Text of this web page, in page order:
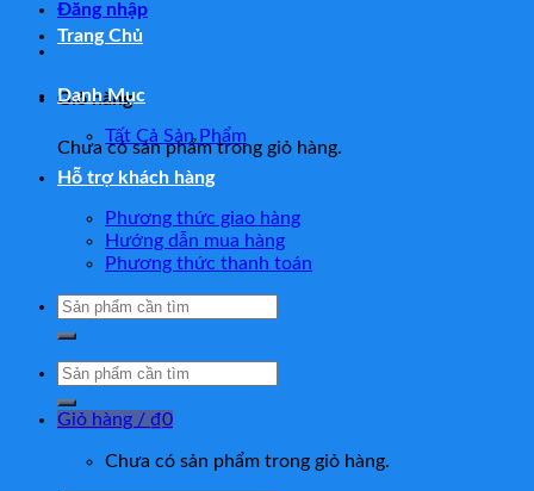
Đăng nhập
Giỏ hàng
Chưa có sản phẩm trong giỏ hàng.
Trang Chủ
Danh Mục
Tất Cả Sản Phẩm
Hỗ trợ khách hàng
Phương thức giao hàng
Hướng dẫn mua hàng
Phương thức thanh toán
Tìm
Tìm
Giỏ hàng / ₫0
Chưa có sản phẩm trong giỏ hàng.